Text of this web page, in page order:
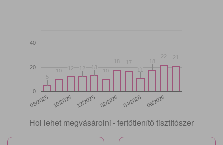
08/2025 10/2025 12/2025 02/2026 04/2026 06/2026
0
20
40
55
10
10 12
12 12
12 13
13
10
10
18
18 17
17
11
11
18
18
22
22 21
21
Hol lehet megvásárolni - fertőtlenítő tisztítószer